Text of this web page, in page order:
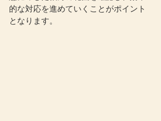
的な対応を進めていくことがポイント
となります。